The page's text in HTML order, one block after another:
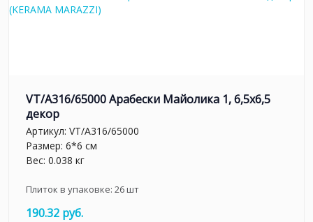
VT/A316/65000 Арабески Майолика 1, 6,5х6,5
декор
Артикул: VT/A316/65000
Размер: 6*6 см
Вес: 0.038 кг
Плиток в упаковке: 26шт
190.32 руб.